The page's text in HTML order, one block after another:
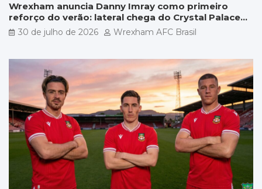
Wrexham anuncia Danny Imray como primeiro
reforço do verão: lateral chega do Crystal Palace
por £5 milhões
30 de julho de 2026 Wrexham AFC Brasil